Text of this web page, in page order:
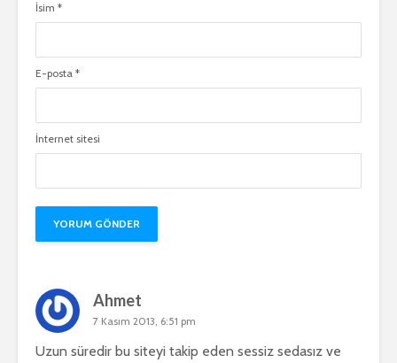
İsim *
E-posta *
İnternet sitesi
Ahmet
7 Kasım 2013, 6:51 pm
Uzun süredir bu siteyi takip eden sessiz sedasız ve